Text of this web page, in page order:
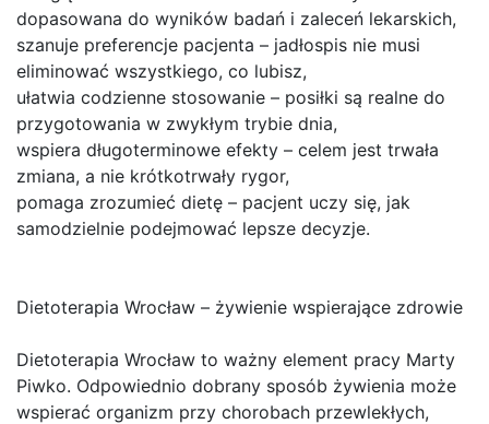
dopasowana do wyników badań i zaleceń lekarskich,
szanuje preferencje pacjenta – jadłospis nie musi
eliminować wszystkiego, co lubisz,
ułatwia codzienne stosowanie – posiłki są realne do
przygotowania w zwykłym trybie dnia,
wspiera długoterminowe efekty – celem jest trwała
zmiana, a nie krótkotrwały rygor,
pomaga zrozumieć dietę – pacjent uczy się, jak
samodzielnie podejmować lepsze decyzje.
Dietoterapia Wrocław – żywienie wspierające zdrowie
Dietoterapia Wrocław to ważny element pracy Marty
Piwko. Odpowiednio dobrany sposób żywienia może
wspierać organizm przy chorobach przewlekłych,